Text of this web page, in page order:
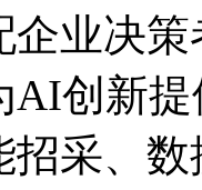
企业决策
为AI创
、数